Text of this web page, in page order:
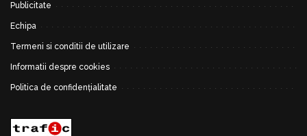
Publicitate
Echipa
Termeni si conditii de utilizare
Informatii despre cookies
Politica de confidențialitate